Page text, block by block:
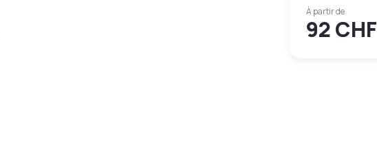
À partir de
92 CHF